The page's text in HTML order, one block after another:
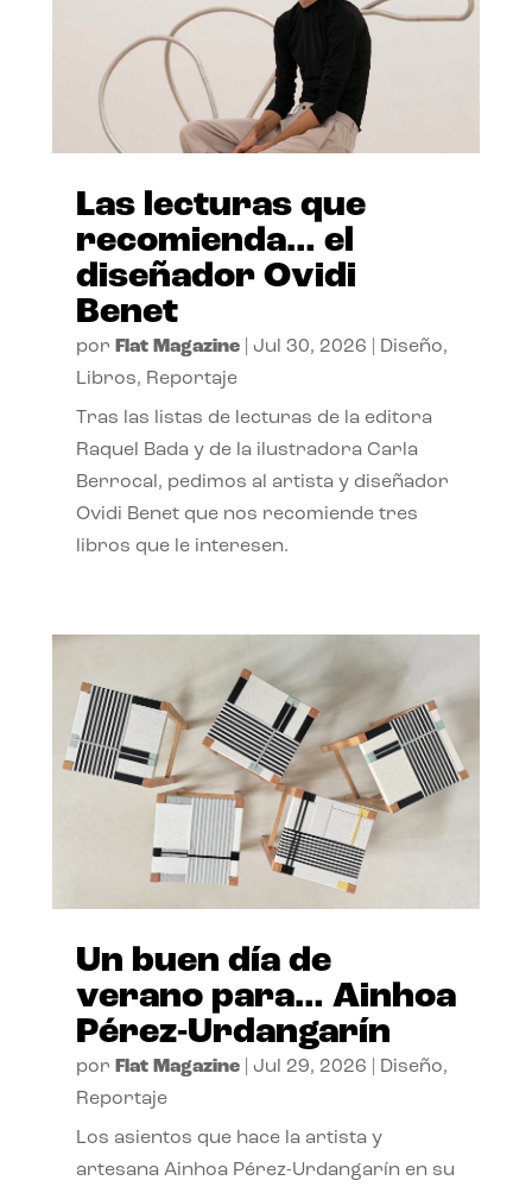
Las lecturas que
recomienda… el
diseñador Ovidi
Benet
por Flat Magazine| Jul 30, 2026 Diseño,
Libros, Reportaje
Tras las listas de lecturas de la editora
Raquel Bada y de la ilustradora Carla
Berrocal, pedimos al artista y diseñador
Ovidi Benet que nos recomiende tres
libros que le interesen.
Un buen día de
verano para… Ainhoa
Pérez-Urdangarín
por Flat Magazine| Jul 29, 2026 Diseño,
Reportaje
Los asientos que hace la artista y
artesana Ainhoa Pérez-Urdangarín en su